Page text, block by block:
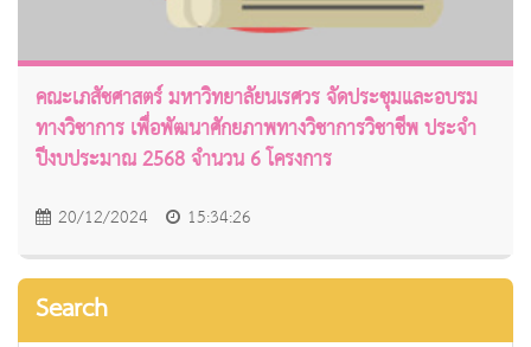
คณะเภสัชศาสตร์ มหาวิทยาลัยนเรศวร จัดประชุมและอบรม
ทางวิชาการ เพื่อพัฒนาศักยภาพทางวิชาการวิชาชีพ ประจำ
ปีงบประมาณ 2568 จำนวน 6 โครงการ
20/12/2024 15:34:26
Search